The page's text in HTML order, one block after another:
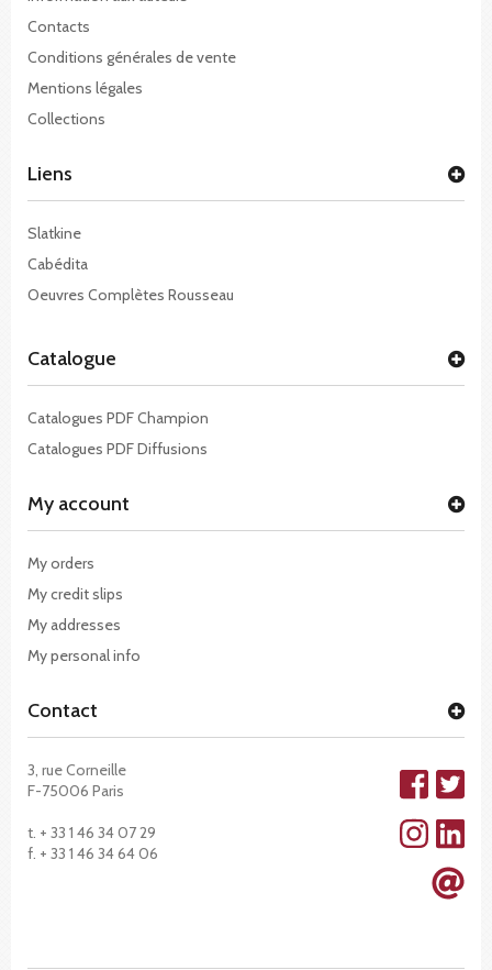
Contacts
Conditions générales de vente
Mentions légales
Collections
Liens
Slatkine
Cabédita
Oeuvres Complètes Rousseau
Catalogue
Catalogues PDF Champion
Catalogues PDF Diffusions
My account
My orders
My credit slips
My addresses
My personal info
Contact
3, rue Corneille
F-75006 Paris
t. + 33 1 46 34 07 29
f. + 33 1 46 34 64 06